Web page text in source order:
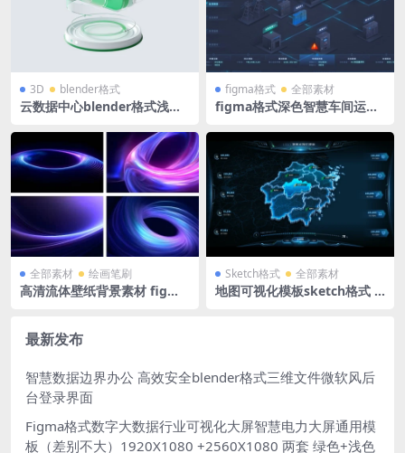
3D blender格式
云数据中心blender格式浅色
底座
figma格式 全部素材
figma格式深色智慧车间运营
化大屏
全部素材 绘画笔刷
高清流体壁纸背景素材 figma
Sketch格式 全部素材
地图可视化模板sketch格式 +
最新发布
智慧数据边界办公 高效安全blender格式三维文件微软风后
台登录界面
Figma格式数字大数据行业可视化大屏智慧电力大屏通用模
板（差别不大）1920X1080 +2560X1080 两套 绿色+浅色